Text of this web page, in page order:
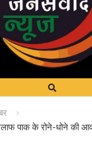
पाक के रोने-धोने की